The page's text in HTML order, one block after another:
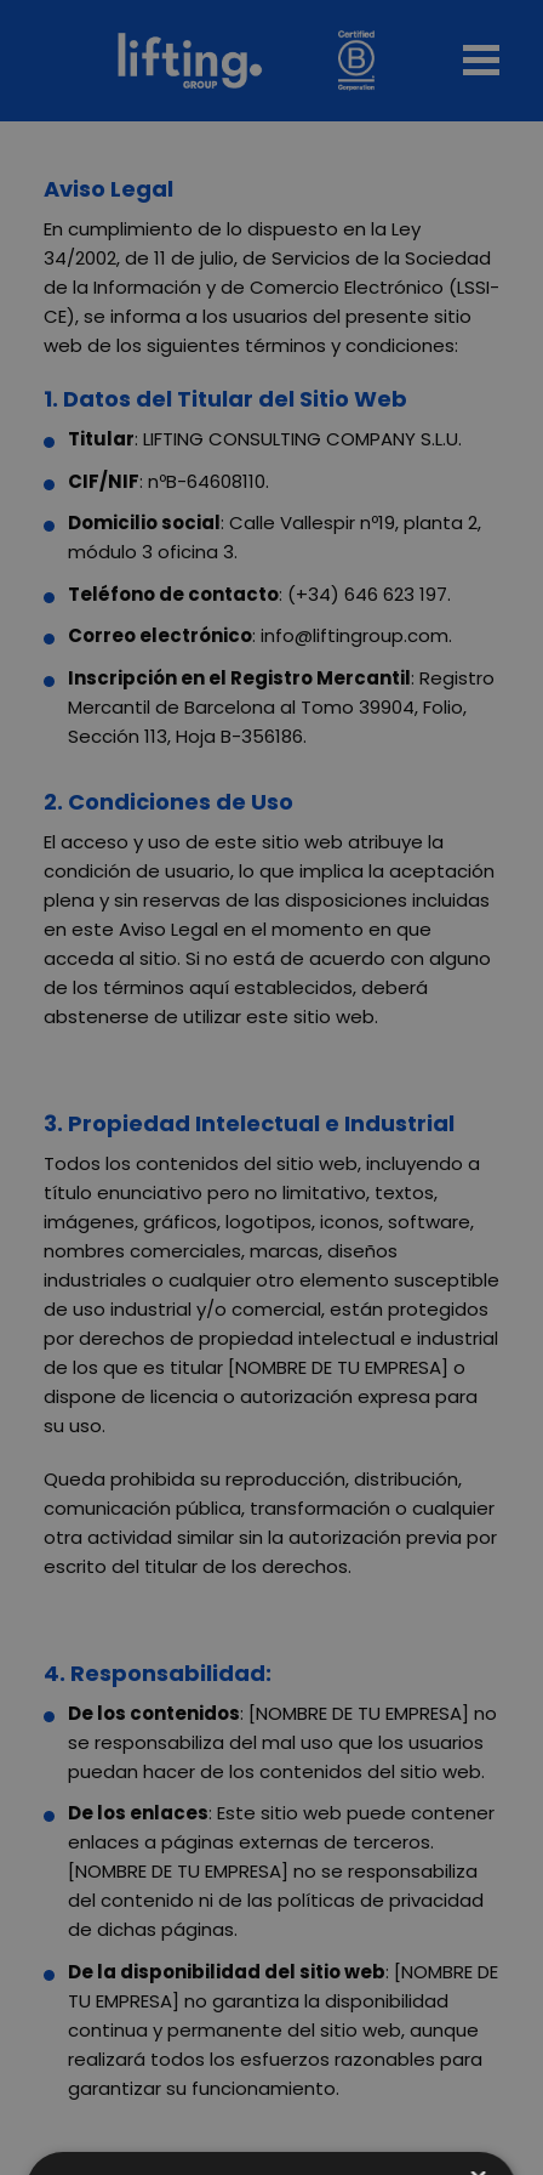
Aviso Legal
En cumplimiento de lo dispuesto en la Ley
34/2002, de 11 de julio, de Servicios de la Sociedad
de la Información y de Comercio Electrónico (LSSI-
CE), se informa a los usuarios del presente sitio
web de los siguientes términos y condiciones:
1. Datos del Titular del Sitio Web
Titular: LIFTING CONSULTING COMPANY S.L.U.
CIF/NIF: nºB-64608110.
Domicilio social: Calle Vallespir nº19, planta 2,
módulo 3 oficina 3.
Teléfono de contacto: (+34) 646 623 197.
Correo electrónico: info@liftingroup.com.
Inscripción en el Registro Mercantil: Registro
Mercantil de Barcelona al Tomo 39904, Folio,
Sección 113, Hoja B-356186.
2. Condiciones de Uso
El acceso y uso de este sitio web atribuye la
condición de usuario, lo que implica la aceptación
plena y sin reservas de las disposiciones incluidas
en este Aviso Legal en el momento en que
acceda al sitio. Si no está de acuerdo con alguno
de los términos aquí establecidos, deberá
abstenerse de utilizar este sitio web.
3. Propiedad Intelectual e Industrial
Todos los contenidos del sitio web, incluyendo a
título enunciativo pero no limitativo, textos,
imágenes, gráficos, logotipos, iconos, software,
nombres comerciales, marcas, diseños
industriales o cualquier otro elemento susceptible
de uso industrial y/o comercial, están protegidos
por derechos de propiedad intelectual e industrial
de los que es titular [NOMBRE DE TU EMPRESA] o
dispone de licencia o autorización expresa para
su uso.
Queda prohibida su reproducción, distribución,
comunicación pública, transformación o cualquier
otra actividad similar sin la autorización previa por
escrito del titular de los derechos.
4. Responsabilidad:
De los contenidos: [NOMBRE DE TU EMPRESA] no
se responsabiliza del mal uso que los usuarios
puedan hacer de los contenidos del sitio web.
De los enlaces: Este sitio web puede contener
enlaces a páginas externas de terceros.
[NOMBRE DE TU EMPRESA] no se responsabiliza
del contenido ni de las políticas de privacidad
de dichas páginas.
De la disponibilidad del sitio web: [NOMBRE DE
TU EMPRESA] no garantiza la disponibilidad
continua y permanente del sitio web, aunque
realizará todos los esfuerzos razonables para
garantizar su funcionamiento.